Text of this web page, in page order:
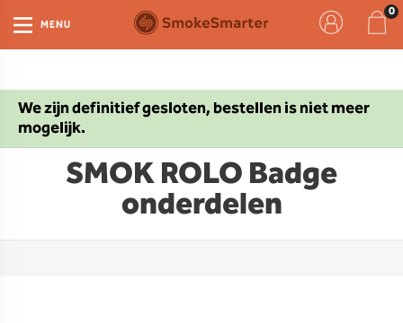
We zijn definitief gesloten, bestellen is niet meer
mogelijk.
MENU
SMOK ROLO Badge
onderdelen